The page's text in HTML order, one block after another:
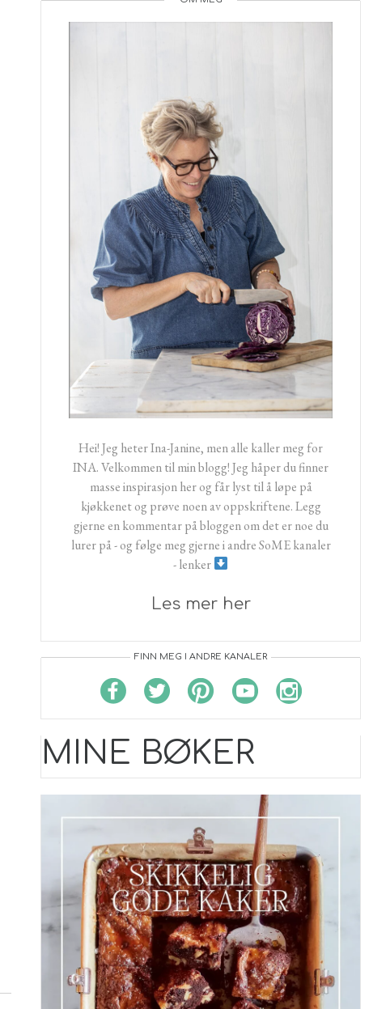
Hei! Jeg heter Ina-Janine, men alle kaller meg for
INA. Velkommen til min blogg! Jeg håper du finner
masse inspirasjon her og får lyst til å løpe på
kjøkkenet og prøve noen av oppskriftene. Legg
gjerne en kommentar på bloggen om det er noe du
lurer på - og følge meg gjerne i andre SoME kanaler
- lenker
Les mer her
FINN MEG I ANDRE KANALER
MINE BØKER